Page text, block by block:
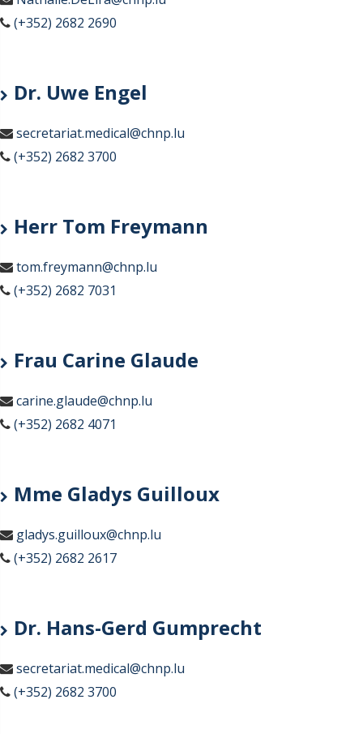
(+352) 2682 2690
Dr. Uwe Engel
secretariat.medical@chnp.lu
(+352) 2682 3700
Herr Tom Freymann
tom.freymann@chnp.lu
(+352) 2682 7031
Frau Carine Glaude
carine.glaude@chnp.lu
(+352) 2682 4071
Mme Gladys Guilloux
gladys.guilloux@chnp.lu
(+352) 2682 2617
Dr. Hans-Gerd Gumprecht
secretariat.medical@chnp.lu
(+352) 2682 3700